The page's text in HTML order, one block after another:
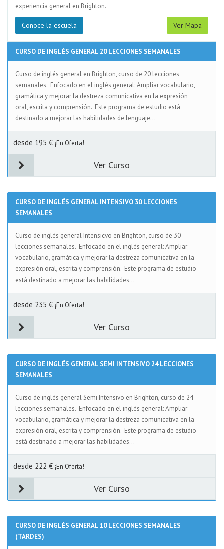
experiencia general en Brighton.
Conoce la escuela Ver Mapa
CURSO DE INGLÉS GENERAL 20 LECCIONES SEMANALES
Curso de inglés general en Brighton, curso de 20 lecciones
semanales. Enfocado en el inglés general: Ampliar vocabulario,
gramática y mejorar la destreza comunicativa en la expresión
oral, escrita y comprensión. Este programa de estudio está
destinado a mejorar las habilidades de lenguaje...
desde 195 € ¡En Oferta!
Ver Curso
CURSO DE INGLÉS GENERAL INTENSIVO 30 LECCIONES
SEMANALES
Curso de inglés general Intensicvo en Brighton, curso de 30
lecciones semanales. Enfocado en el inglés general: Ampliar
vocabulario, gramática y mejorar la destreza comunicativa en la
expresión oral, escrita y comprensión. Este programa de estudio
está destinado a mejorar las habilidades...
desde 235 € ¡En Oferta!
Ver Curso
CURSO DE INGLÉS GENERAL SEMI INTENSIVO 24 LECCIONES
SEMANALES
Curso de inglés general Semi Intensivo en Brighton, curso de 24
lecciones semanales. Enfocado en el inglés general: Ampliar
vocabulario, gramática y mejorar la destreza comunicativa en la
expresión oral, escrita y comprensión. Este programa de estudio
está destinado a mejorar las habilidades...
desde 222 € ¡En Oferta!
Ver Curso
CURSO DE INGLÉS GENERAL 10 LECCIONES SEMANALES
(TARDES)